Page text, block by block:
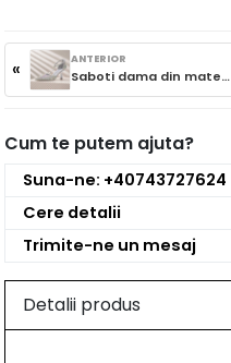
« ANTERIOR
Saboti dama din material textil, Menbur AM71409 PLATA, argintiu
Cum te putem ajuta?
Suna-ne: +40743727624
Cere detalii
Trimite-ne un mesaj
Detalii produs